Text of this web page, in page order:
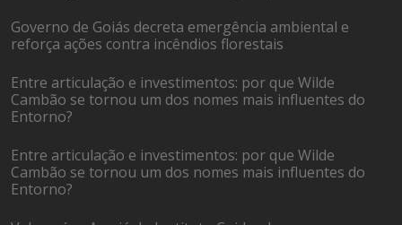
Governo de Goiás decreta emergência ambiental e
reforça ações contra incêndios florestais
Entre articulação e investimentos: por que Wilde
Cambão se tornou um dos nomes mais influentes do
Entorno?
Entre articulação e investimentos: por que Wilde
Cambão se tornou um dos nomes mais influentes do
Entorno?